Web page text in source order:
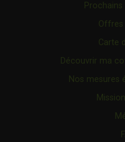
Offres
Carte
Découvrir ma
Nos mesures